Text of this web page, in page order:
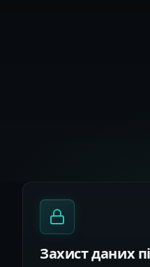
Захист даних